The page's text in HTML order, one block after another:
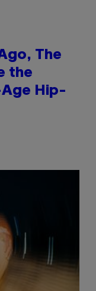
The
the
Hip-